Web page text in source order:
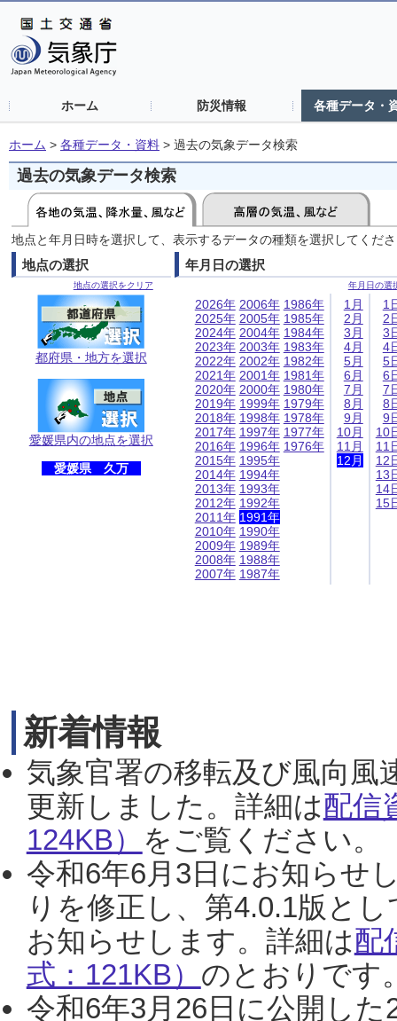
ホーム 防災情報 各種データ・
ホーム > 各種データ・資料 > 過去の気象データ検索
過去の気象データ検索
地点と年月日時を選択して、表示するデータの種類を選択してくだ
地点の選択
地点の選択をクリア
都府県・地方を選択
愛媛県内の地点を選択
愛媛県 久万
年月日の選択
年月日の選
2026年
2025年
2024年
2023年
2022年
2021年
2020年
2019年
2018年
2017年
2016年
2015年
2014年
2013年
2012年
2011年
2010年
2009年
2008年
2007年
2006年
2005年
2004年
2003年
2002年
2001年
2000年
1999年
1998年
1997年
1996年
1995年
1994年
1993年
1992年
1991年
1990年
1989年
1988年
1987年
1986年
1985年
1984年
1983年
1982年
1981年
1980年
1979年
1978年
1977年
1976年
1月
2月
3月
4月
5月
6月
7月
8月
9月
10月
11月
12月
1
2
3
4
5
6
7
8
9
10
11
12
13
14
15
新着情報
気象官署の移転及び風向風
更新しました。詳細は配信
124KB） をご覧ください。
令和6年6月3日にお知らせ
りを修正し、第4.0.1版と
お知らせします。詳細は配
式：121KB） のとおりです
令和6年3月26日に公開し